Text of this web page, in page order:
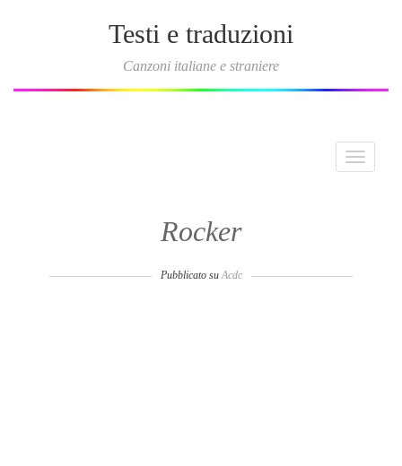
Testi e traduzioni
Canzoni italiane e straniere
Toggle
Rocker
Pubblicato suAcdc